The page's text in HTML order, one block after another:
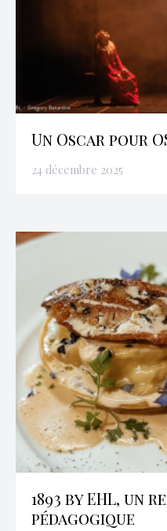
Un Oscar pour
24 décembre 2025
1893 by EHL,
pédagogique